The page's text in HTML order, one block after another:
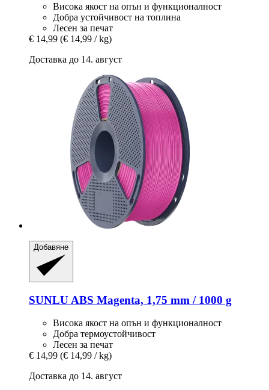
Висока якост на опън и функционалност
Добра устойчивост на топлина
Лесен за печат
€ 14,99 (€ 14,99 / kg)
Доставка до 14. август
Добавяне
SUNLU ABS Magenta, 1,75 mm / 1000 g
Висока якост на опън и функционалност
Добра термоустойчивост
Лесен за печат
€ 14,99 (€ 14,99 / kg)
Доставка до 14. август